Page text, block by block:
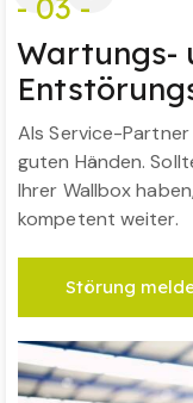
Wartungs-
Als Service-Partner
guten Händen.
Ihrer Wallbox
kompetent weiter.
Störung